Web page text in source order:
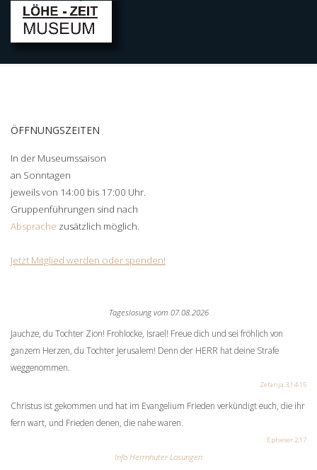
ÖFFNUNGSZEITEN
In der Museumssaison
an Sonntagen
jeweils von 14:00 bis 17:00 Uhr.
Gruppenführungen sind nach
Absprache zusätzlich möglich.
Jetzt Mitglied werden oder spenden!
Tageslosung vom 07.08.2026
Jauchze, du Tochter Zion! Frohlocke, Israel! Freue dich und sei fröhlich von
ganzem Herzen, du Tochter Jerusalem! Denn der HERR hat deine Strafe
weggenommen.
Zefanja 3,14-15
Christus ist gekommen und hat im Evangelium Frieden verkündigt euch, die ihr
fern wart, und Frieden denen, die nahe waren.
Epheser 2,17
Info Herrnhuter Losungen